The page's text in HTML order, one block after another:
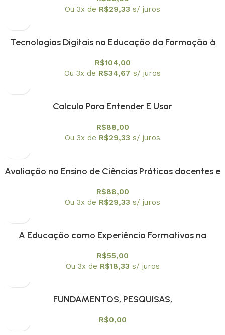
de fevereiro
Ou 3x de R$29,33 s/ juros
Tecnologias Digitais na Educação da Formação à
R$104,00
Ou 3x de R$34,67 s/ juros
Calculo Para Entender E Usar
R$88,00
Ou 3x de R$29,33 s/ juros
Avaliação no Ensino de Ciências Práticas docentes e
R$88,00
Ou 3x de R$29,33 s/ juros
A Educação como Experiência Formativas na
R$55,00
Ou 3x de R$18,33 s/ juros
FUNDAMENTOS, PESQUISAS,
R$0,00